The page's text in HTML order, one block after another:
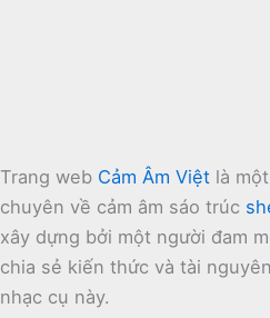
Trang web Cảm Âm Việt là
chuyên về cảm âm sáo trúc
xây dựng bởi một người đam
chia sẻ kiến thức và tài
nhạc cụ này.